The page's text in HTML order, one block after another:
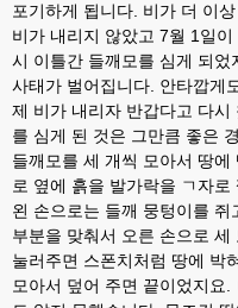
포기하게 됩니다. 비가 더 이
비가 내리지 않았고 7월 1일
시 이틀간 들깨모를 심게 되었
사태가 벌어집니다. 안타깝게
제 비가 내리자 반갑다고 다시
를 심게 된 것은 그만큼 좋은
들깨모를 세 개씩 모아서 땅
로 옆에 흙을 발가락을 ㄱ자
왼 손으로는 들깨 뭉텅이를
부분을 맞춰서 오른 손으로
눌러주면 스폰치처럼 땅에 박
모아서 덮어 주면 끝이었지요